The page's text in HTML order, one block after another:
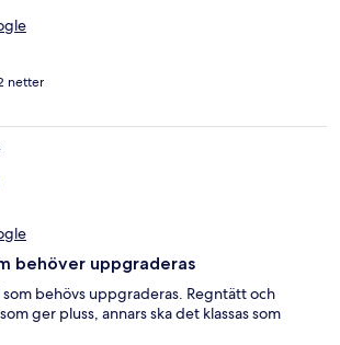
netter
behöver uppgraderas
behövs uppgraderas. Regntätt och
ger pluss, annars ska det klassas som